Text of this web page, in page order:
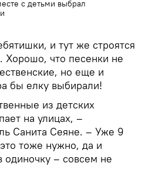
с детьми выбрал
и тут же строятся
Хорошо, что песенки не
но еще и
бы елку выбирали!
из детских
на улицах, –
Санита Сеяне. – Уже 9
тоже нужно, да и
одиночку – совсем не